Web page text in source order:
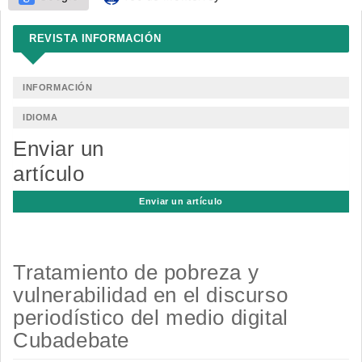
REVISTA INFORMACIÓN
INFORMACIÓN
IDIOMA
Enviar un
artículo
Enviar un artículo
Tratamiento de pobreza y
vulnerabilidad en el discurso
periodístico del medio digital
Cubadebate